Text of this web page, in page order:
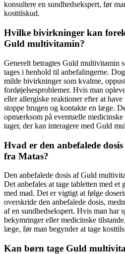
konsultere en sundhedsekspert, før
kosttilskud.
Hvilke bivirkninger kan
Guld multivitamin?
Generelt betragtes Guld multivitamin
tages i henhold til anbefalingerne.
milde bivirkninger som kvalme,
fordøjelsesproblemer. Hvis man
eller allergiske reaktioner efter at
stoppe brugen og kontakte en læge.
opmærksom på eventuelle
tager, der kan interagere med Guld
Hvad er den anbefalede
fra Matas?
Den anbefalede dosis af Guld
Det anbefales at tage tabletten med et
med mad. Det er vigtigt at følge
overskride den anbefalede dosis,
af en sundhedsekspert. Hvis man har
bekymringer eller medicinske
læge, før man begynder at tage
Kan børn tage Guld